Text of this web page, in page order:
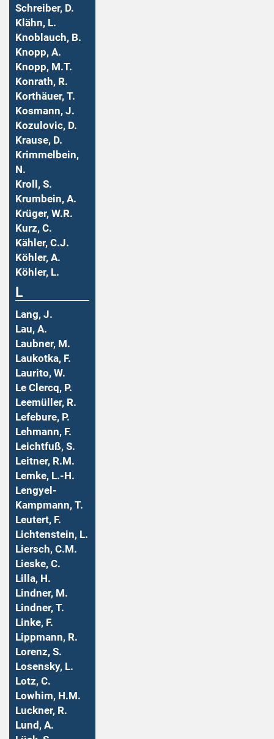
Schreiber, D.
Klähn, L.
Knoblauch, B.
Knopp, A.
Knopp, M.T.
Konrath, R.
Korthäuer, T.
Kosmann, J.
Kozulovic, D.
Krause, D.
Krimmelbein,
N.
Kroll, S.
Krumbein, A.
Krüger, W.R.
Kurz, C.
Kähler, C.J.
Köhler, A.
Köhler, L.
L
Lang, J.
Lau, A.
Laubner, M.
Laukotka, F.
Laurito, W.
Le Clercq, P.
Leemüller, R.
Lefebure, P.
Lehmann, F.
Leichtfuß, S.
Leitner, R.M.
Lemke, L.-H.
Lengyel-
Kampmann, T.
Leutert, F.
Lichtenstein, L.
Liersch, C.M.
Lieske, C.
Lilla, H.
Lindner, M.
Lindner, T.
Linke, F.
Lippmann, R.
Lorenz, S.
Losensky, L.
Lotz, C.
Lowhim, H.M.
Luckner, R.
Lund, A.